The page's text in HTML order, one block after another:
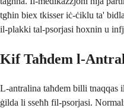
tgħin biex tkisser iċ-ċiklu ta'
il-plakki tal-psorjasi ħoxnin u
Kif Taħdem l-
L-antralina taħdem billi tnaqqas
ġilda li sseħħ fil-psorjasi.